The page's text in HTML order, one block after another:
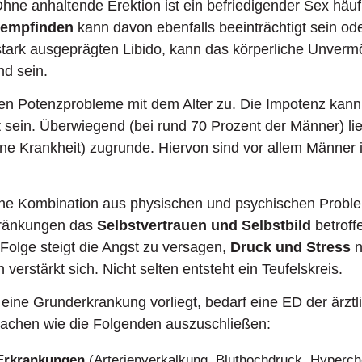
anhaltende Erektion ist ein befriedigender Sex
kann davon ebenfalls beeinträchtigt sein
ausgeprägten Libido, kann das körperliche
sein.
Potenzprobleme mit dem Alter zu. Die Impotenz
Überwiegend (bei rund 70 Prozent der Männer)
Krankheit) zugrunde. Hiervon sind vor allem Männer
Kombination aus physischen und psychischen
das Selbstvertrauen und Selbstbild
steigt die Angst zu versagen, Druck und Stress
verstärkt sich. Nicht selten entsteht ein Teufelskreis.
Grunderkrankung vorliegt, bedarf eine ED der
wie die Folgenden auszuschließen: